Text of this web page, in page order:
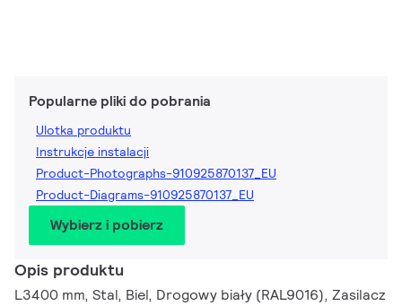
Popularne pliki do pobrania
Ulotka produktu
Instrukcje instalacji
Product-Photographs-910925870137_EU
Product-Diagrams-910925870137_EU
Wybierz i pobierz
Opis produktu
L3400 mm, Stal, Biel, Drogowy biały (RAL9016), Zasilacz